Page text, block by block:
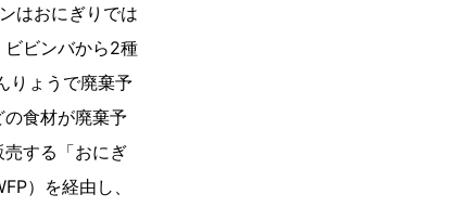
はおにぎりでは
ビビンバから2種
りょうで廃棄予
食材が廃棄予
する「おにぎ
）を経由し、